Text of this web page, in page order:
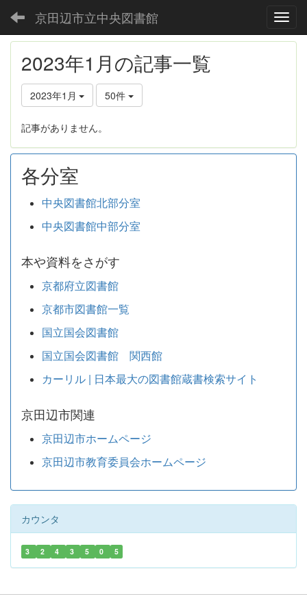
京田辺市立中央図書館
2023年1月の記事一覧
2023年1月 50件
記事がありません。
各分室
中央図書館北部分室
中央図書館中部分室
本や資料をさがす
京都府立図書館
京都市図書館一覧
国立国会図書館
国立国会図書館 関西館
カーリル | 日本最大の図書館蔵書検索サイト
京田辺市関連
京田辺市ホームページ
京田辺市教育委員会ホームページ
カウンタ
3 2 4 3 5 0 5